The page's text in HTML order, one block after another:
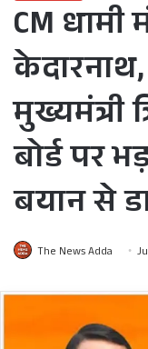
CM
मुख्यमंत्री
बोर्ड पर
बयान से
The News Adda